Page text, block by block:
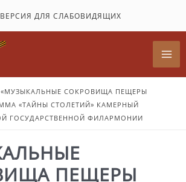
ВЕРСИЯ ДЛЯ СЛАБОВИДЯЩИХ
«МУЗЫКАЛЬНЫЕ СОКРОВИЩА ПЕЩЕРЫ
«ТАЙНЫ СТОЛЕТИЙ» КАМЕРНЫЙ
ГОСУДАРСТВЕННОЙ ФИЛАРМОНИИ
ПЕЩЕРЫ